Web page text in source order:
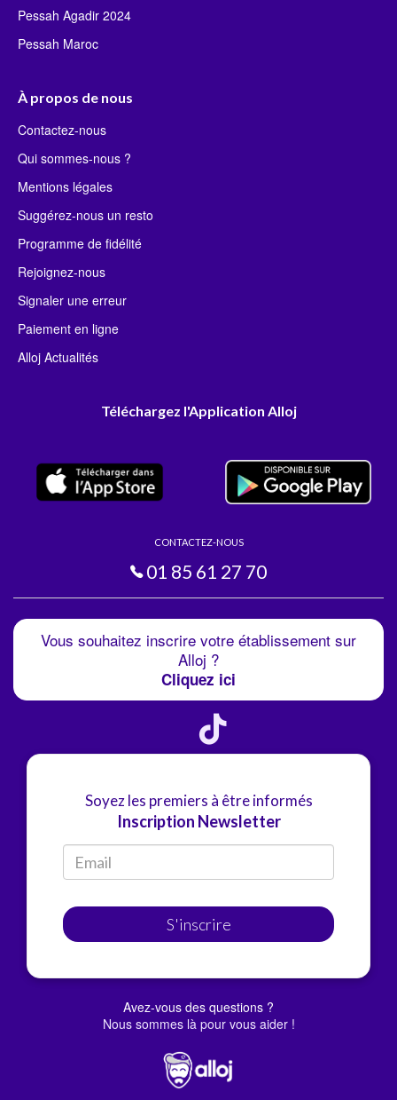
Pessah Agadir 2024
Pessah Maroc
À propos de nous
Contactez-nous
Qui sommes-nous ?
Mentions légales
Suggérez-nous un resto
Programme de fidélité
Rejoignez-nous
Signaler une erreur
Paiement en ligne
Alloj Actualités
Téléchargez l'Application Alloj
CONTACTEZ-NOUS
01 85 61 27 70
Vous souhaitez inscrire votre établissement sur
Alloj ?
Cliquez ici
Soyez les premiers à être informés
Inscription Newsletter
S'inscrire
Avez-vous des questions ?
Nous sommes là pour vous aider !